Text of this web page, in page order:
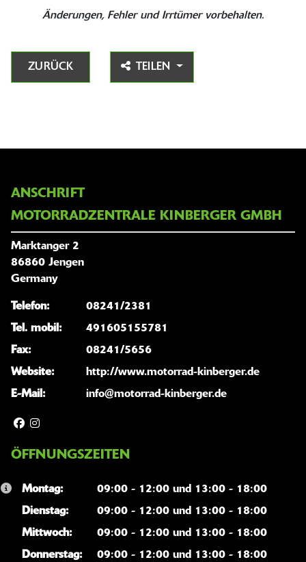
Änderungen, Fehler und Irrtümer vorbehalten.
ZURÜCK TEILEN
ANSCHRIFT
MOTORRADZENTRALE KINBERGER GMBH
Marktanger 2
86860 Jengen
Germany
Telefon:
08241/2381
Tel. mobil:
491605155781
Fax:
08241/5656
Website:
http://www.motorrad-kinberger.de
E-Mail:
info@motorrad-kinberger.de
ÖFFNUNGSZEITEN
Montag:
09:00 - 12:00 und 13:00 - 18:00
Dienstag:
09:00 - 12:00 und 13:00 - 18:00
Mittwoch:
09:00 - 12:00 und 13:00 - 18:00
Donnerstag:
09:00 - 12:00 und 13:00 - 18:00